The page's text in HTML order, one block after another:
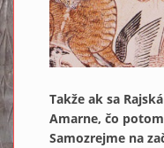
Takže ak sa
Amarne, čo
Samozrejme na